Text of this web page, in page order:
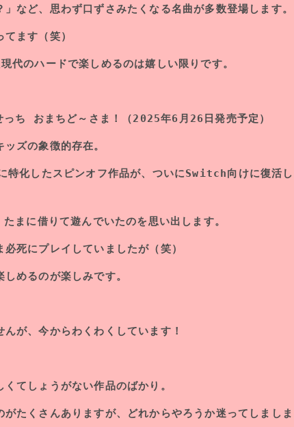
」など、思わず口ずさみたくなる名曲が多数登場します。
ます（笑）
代のハードで楽しめるのは嬉しい限りです。
ち おまちど～さま！（2025年6月26日発売予定）
ズの象徴的存在。
特化したスピンオフ作品が、ついにSwitch向けに復活し
まに借りて遊んでいたのを思い出します。
死にプレイしていましたが（笑）
めるのが楽しみです。
が、今からわくわくしています！
てしょうがない作品のばかり。
たくさんありますが、どれからやろうか迷ってしましま